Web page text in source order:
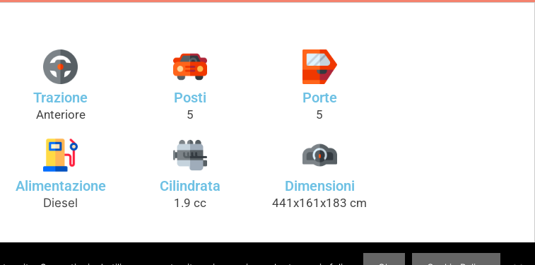
Trazione
Anteriore
Posti
5
Porte
5
Alimentazione
Diesel
Cilindrata
1.9 cc
Dimensioni
441x161x183 cm